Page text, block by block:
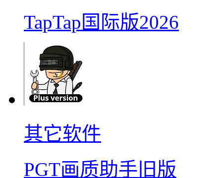
TapTap国际版2026
其它软件
PGT画质助手旧版